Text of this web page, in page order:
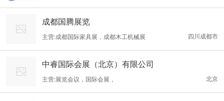
成都国腾展览
四川成都市
主营:成都国际家具展，成都木工机械展
中睿国际会展（北京）有限公司
北京
主营:展览会议，国际会展，